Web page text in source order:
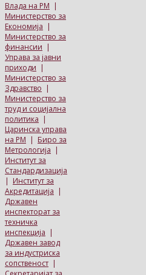
Влада на РМ |
Министерство за
Економија |
Министерство за
финансии |
Управа за јавни
приходи |
Министерство за
Здравство |
Министерство за
труд и социјална
политика |
Царинска управа
на РМ | Биро за
Метрологија |
Институт за
Стандардизација
| Институт за
Акредитација |
Државен
инспекторат за
техничка
инспекција |
Државен завод
за индустриска
сопственост |